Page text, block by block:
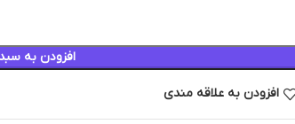
افزودن به
افزودن به علاقه مندی